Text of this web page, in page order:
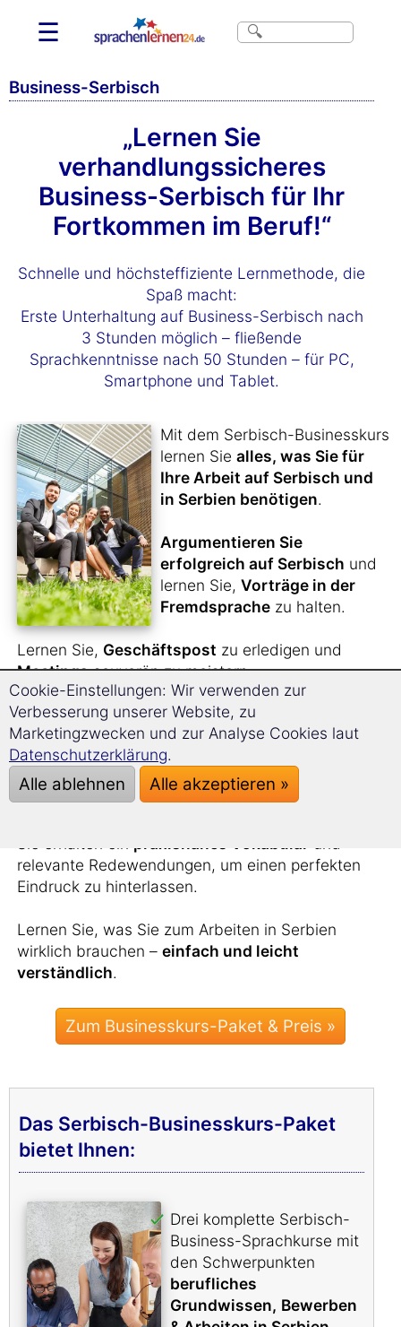
☰
Business-Serbisch
„Lernen Sie
verhandlungssicheres
Business-Serbisch für Ihr
Fortkommen im Beruf!“
Schnelle und höchsteffiziente Lernmethode, die
Spaß macht:
Erste Unterhaltung auf Business-Serbisch nach
3 Stunden möglich – fließende
Sprachkenntnisse nach 50 Stunden – für PC,
Smartphone und Tablet.
Mit dem Serbisch-Businesskurs
lernen Sie alles, was Sie für
Ihre Arbeit auf Serbisch und
in Serbien benötigen.
Argumentieren Sie
erfolgreich auf Serbisch und
lernen Sie, Vorträge in der
Fremdsprache zu halten.
Lernen Sie, Geschäftspost zu erledigen und
Meetingssouverän zu meistern.
Bewerben Sie sich in Serbien.
Durch dieeinzigartige Langzeitgedächtnis-
Lernmethodewerden Sie sich bequem innerhalb
kürzester Zeit den kompletten Serbisch-Business-
Wortschatz aneignen.
relevante Redewendungen, um einen perfekten
Eindruck zu hinterlassen.
Lernen Sie, was Sie zum Arbeiten in Serbien
wirklich brauchen – einfach und leicht
verständlich.
Zum Businesskurs-Paket & Preis »
Das Serbisch-Businesskurs-Paket
bietet Ihnen:
Drei komplette Serbisch-
Business-Sprachkurse mit
den Schwerpunkten
berufliches
Grundwissen, Bewerben
Cookie-Einstellungen: Wir verwenden zur
Verbesserung unserer Website, zu
Marketingzwecken und zur Analyse Cookies laut
Datenschutzerklärung.
Alle ablehnen Alle akzeptieren »